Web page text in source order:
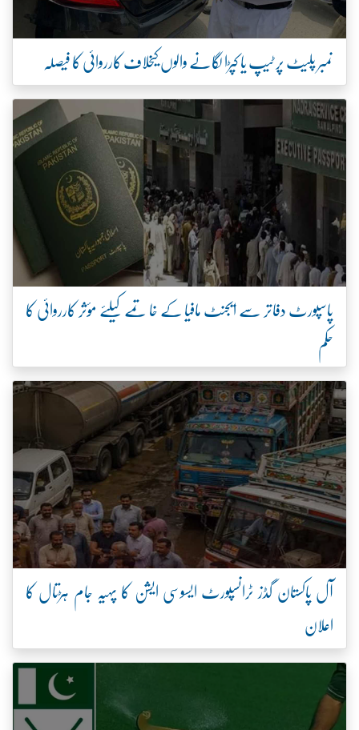
نمبر پلیٹ پر ٹیپ یا کپڑا لگانے والوں کیخلاف کارروائی کا فیصلہ
پاسپورٹ دفاتر سے ایجنٹ مافیا کے خاتمے کیلئے مؤثر کارروائی کا
حکم
آل پاکستان گڈز ٹرانسپورٹ ایسوسی ایشن کا پہیہ جام ہڑتال کا
اعلان